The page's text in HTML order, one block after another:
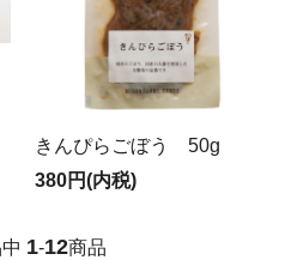
きんぴらごぼう 50g
380円(内税)
1-12商品